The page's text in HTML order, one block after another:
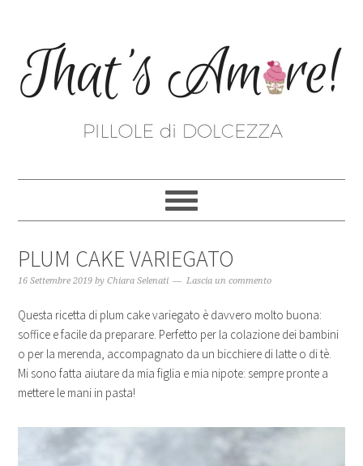
PLUM CAKE VARIEGATO
16 Settembre 2019 byChiara Selenati Lascia un commento
Questa ricetta di plum cake variegato è davvero molto buona:
soffice e facile da preparare. Perfetto per la colazione dei bambini
o per la merenda, accompagnato da un bicchiere di latte o di tè.
Mi sono fatta aiutare da mia figlia e mia nipote: sempre pronte a
mettere le mani in pasta!